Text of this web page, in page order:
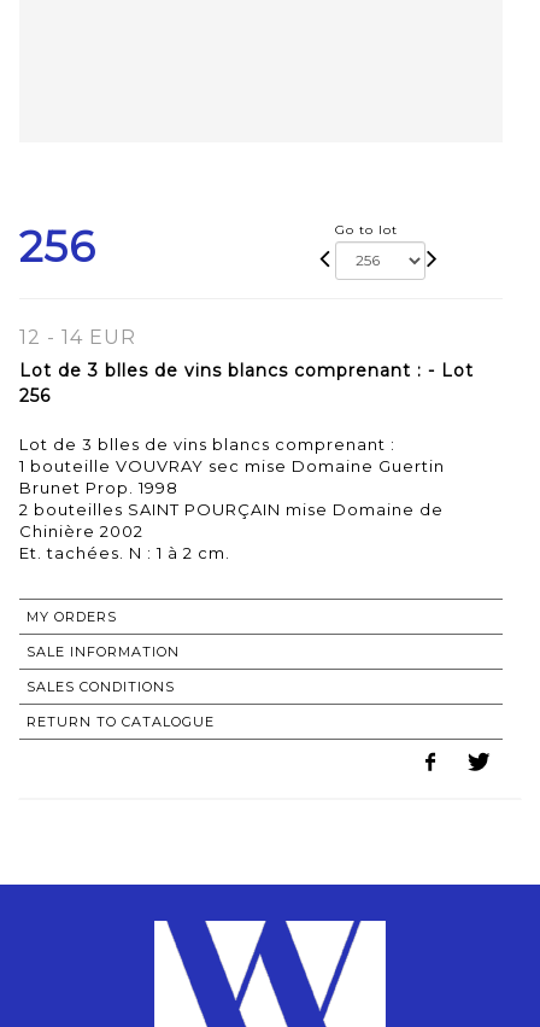
256 Go to lot
12 - 14 EUR
Lot de 3 blles de vins blancs comprenant : - Lot
256
Lot de 3 blles de vins blancs comprenant :
1 bouteille VOUVRAY sec mise Domaine Guertin
Brunet Prop. 1998
2 bouteilles SAINT POURÇAIN mise Domaine de
Chinière 2002
MY ORDERS
SALE INFORMATION
SALES CONDITIONS
RETURN TO CATALOGUE